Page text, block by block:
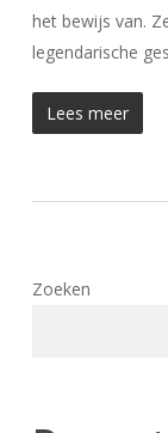
het bewijs van.
legendarische
Lees meer
Zoeken